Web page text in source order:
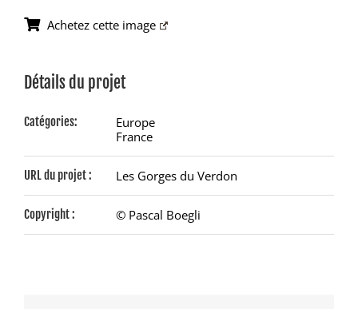
Achetez cette image
Détails du projet
Catégories:
Europe
France
URL du projet : Les Gorges du Verdon
Copyright : © Pascal Boegli